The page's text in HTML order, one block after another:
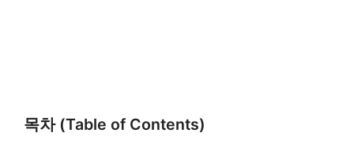
목차 (Table of Contents)